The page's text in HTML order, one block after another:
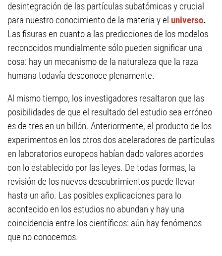
desintegración de las partículas subatómicas y crucial
para nuestro conocimiento de la materia y el universo.
Las fisuras en cuanto a las predicciones de los modelos
reconocidos mundialmente sólo pueden significar una
cosa: hay un mecanismo de la naturaleza que la raza
humana todavía desconoce plenamente.
Al mismo tiempo, los investigadores resaltaron que las
posibilidades de que el resultado del estudio sea erróneo
es de tres en un billón. Anteriormente, el producto de los
experimentos en los otros dos aceleradores de partículas
en laboratorios europeos habían dado valores acordes
con lo establecido por las leyes. De todas formas, la
revisión de los nuevos descubrimientos puede llevar
hasta un año. Las posibles explicaciones para lo
acontecido en los estudios no abundan y hay una
coincidencia entre los científicos: aún hay fenómenos
que no conocemos.